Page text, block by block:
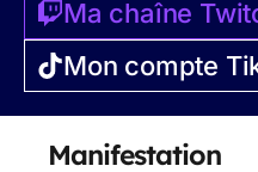
Ma chaîne
Mon compte
Manifestation